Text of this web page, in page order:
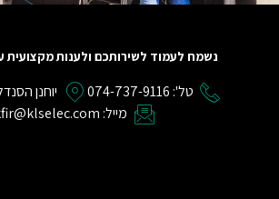
נשמח לעמוד לשירותכם ולענות
טל': 074-737-9116
יוחנן הסנדלר 9
מייל: kfir@klselec.com